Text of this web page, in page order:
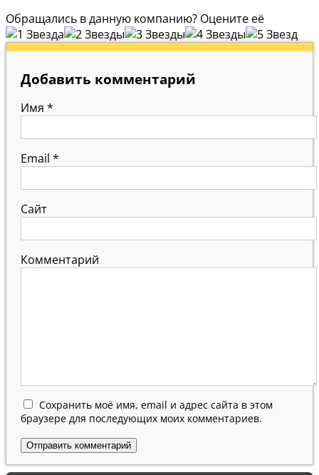
Обращались в данную компанию? Оцените её
Добавить комментарий
Имя *
Email *
Сайт
Комментарий
Сохранить моё имя, email и адрес сайта в этом
браузере для последующих моих комментариев.